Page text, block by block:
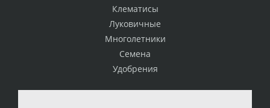
Клематисы
Луковичные
Многолетники
Семена
Удобрения